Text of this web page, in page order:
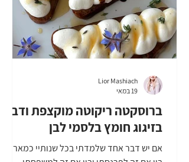
בתוכה, מה טוב. אין כמו
ברוסקטה ריקוטה מוקצפת ודבש
בזיגוג חומץ בלסמי לבן
אם יש דבר אחד שלמדתי בכל שנותיי כמארחת,
Lior Mashiach
19 במאי